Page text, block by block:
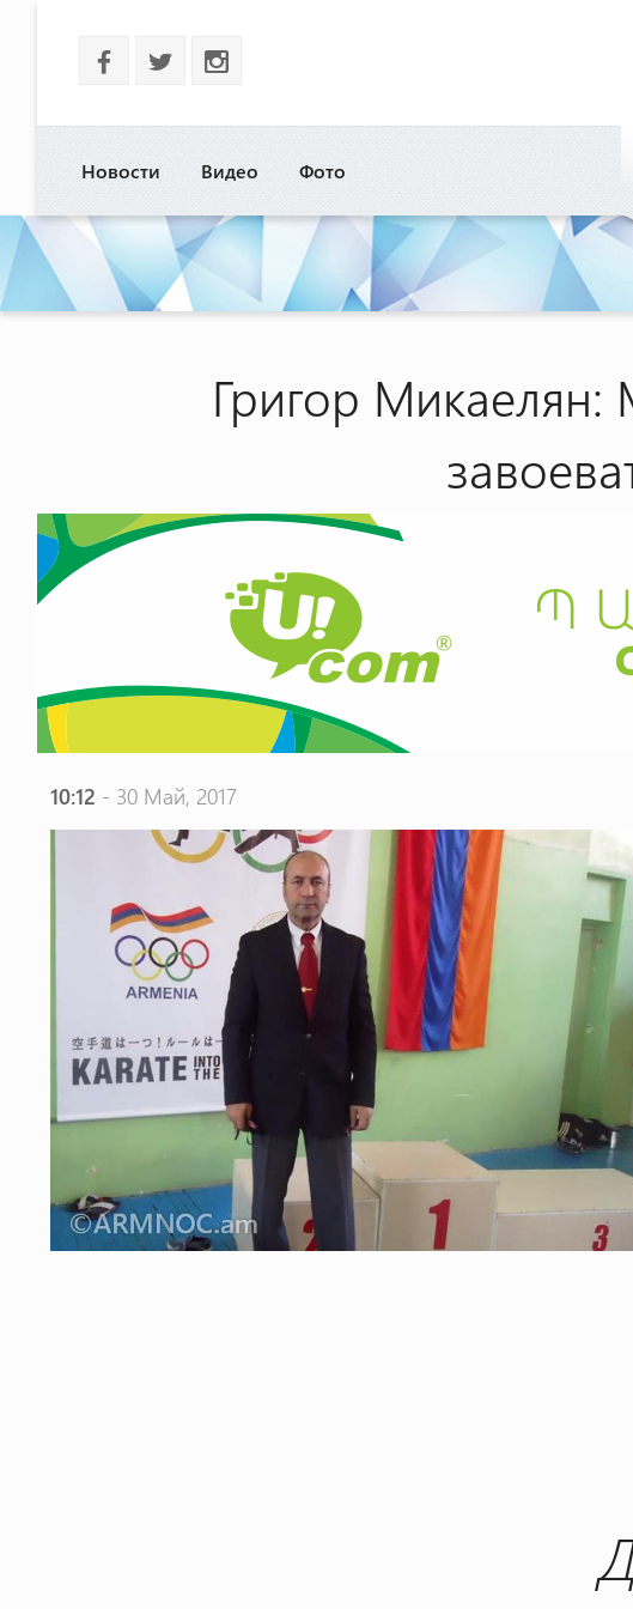
b a x
Новости Видео Фото
Григор
10:12 - 30 Май, 2017